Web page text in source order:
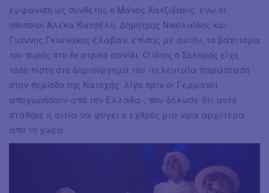
εμφάνιση ως συνθέτης ο Μάνος Χατζιδάκις, ενώ οι
ηθοποιοί Αλέκα Κατσέλη, Δημήτρης Νικολαΐδης και
Γιάννης Γκιωνάκης έλαβαν, επίσης με αυτήν, το βάπτισμα
του πυρός στο θεατρικό σανίδι. Ο ίδιος ο Σολομός είχε
τόση πίστη στο δημιούργημά του -τελευταία παράσταση
στην περίοδο της Κατοχής, λίγο πριν οι Γερμανοί
αποχωρήσουν από την Ελλάδα-, που δήλωσε ότι αυτό
στάθηκε η αιτία να φύγει ο εχθρός μια ώρα αρχύτερα
από τη χώρα.